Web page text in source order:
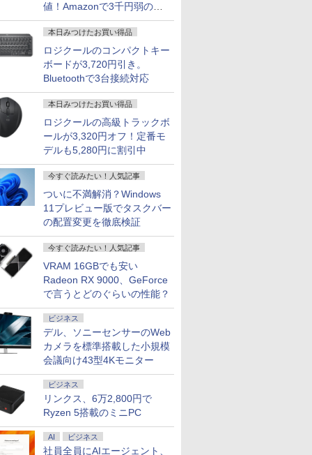
値！Amazonで3千円弱の割
引
本日みつけたお買い得品
ロジクールのコンパクトキー
ボードが3,720円引き。
Bluetoothで3台接続対応
本日みつけたお買い得品
ロジクールの高級トラックボ
ールが3,320円オフ！定番モ
デルも5,280円に割引中
今すぐ読みたい！人気記事
ついに不満解消？Windows
11プレビュー版でタスクバー
の配置変更を徹底検証
今すぐ読みたい！人気記事
VRAM 16GBでも安い
Radeon RX 9000、GeForce
で言うとどのぐらいの性能？
ビジネス
デル、ソニーセンサーのWeb
カメラを標準搭載した小規模
会議向け43型4Kモニター
ビジネス
リンクス、6万2,800円で
Ryzen 5搭載のミニPC
AI ビジネス
社員全員にAIエージェント、